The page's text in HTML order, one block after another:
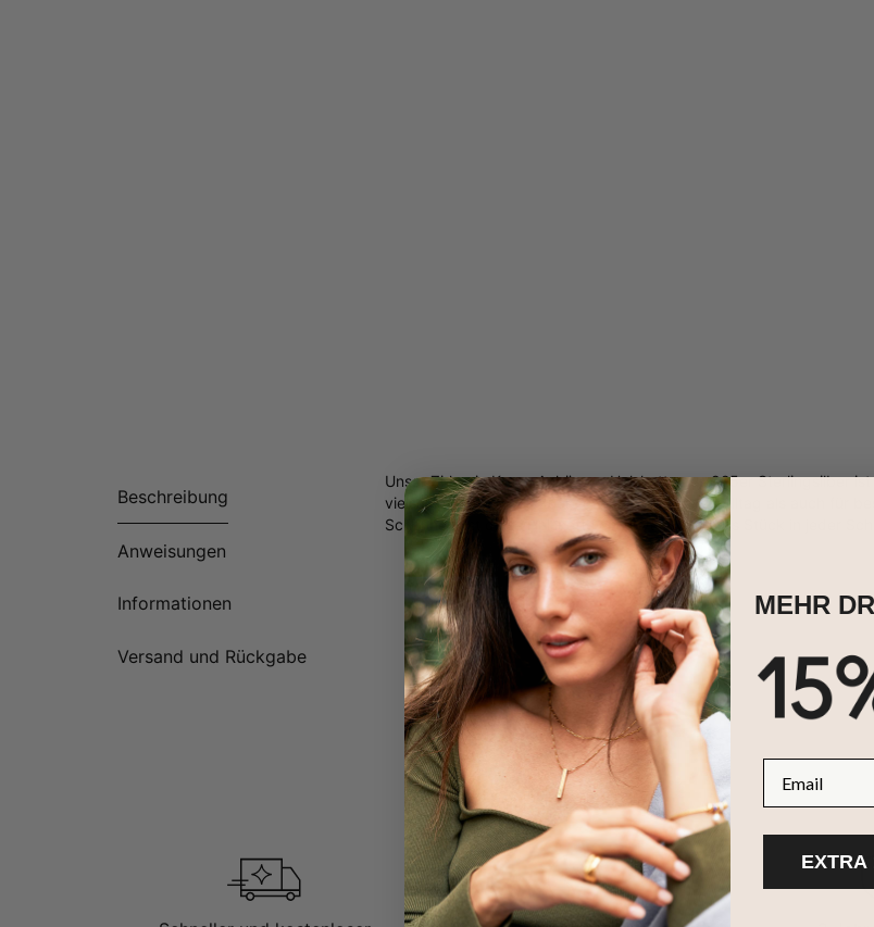
Beschreibung
Anweisungen
Informationen
Versand und Rückgabe
Unser Zirkonia Kreuz Anhänger Halskette aus 925er Sterlingsilber
vielseitigen Schmuckstück, das sowohl für den Alltag als auch für
Schönheit, ist diese Halskette ein unverzichtbares Stück in jeder
MEHR
EXTRA